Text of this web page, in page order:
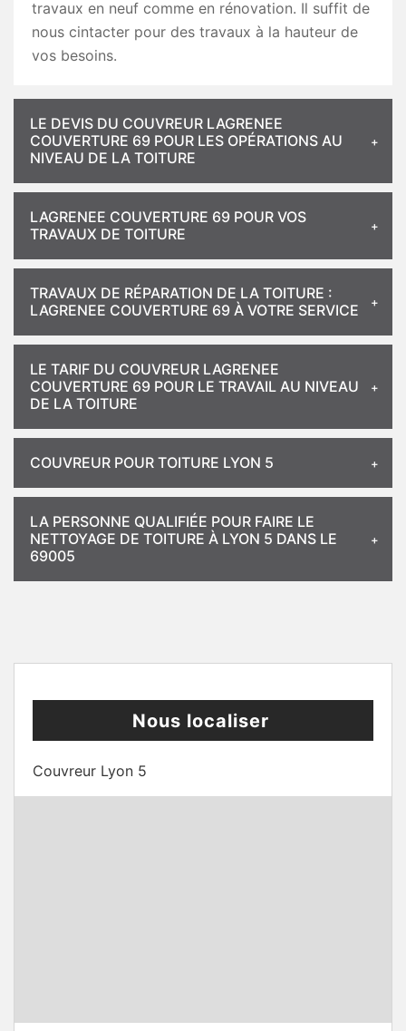
travaux en neuf comme en rénovation. Il suffit de
nous cintacter pour des travaux à la hauteur de
vos besoins.
LE DEVIS DU COUVREUR LAGRENEE
COUVERTURE 69 POUR LES OPÉRATIONS AU
NIVEAU DE LA TOITURE
LAGRENEE COUVERTURE 69 POUR VOS
TRAVAUX DE TOITURE
TRAVAUX DE RÉPARATION DE LA TOITURE :
LAGRENEE COUVERTURE 69 À VOTRE SERVICE
LE TARIF DU COUVREUR LAGRENEE
COUVERTURE 69 POUR LE TRAVAIL AU NIVEAU
DE LA TOITURE
COUVREUR POUR TOITURE LYON 5
LA PERSONNE QUALIFIÉE POUR FAIRE LE
NETTOYAGE DE TOITURE À LYON 5 DANS LE
69005
Nous localiser
Couvreur Lyon 5